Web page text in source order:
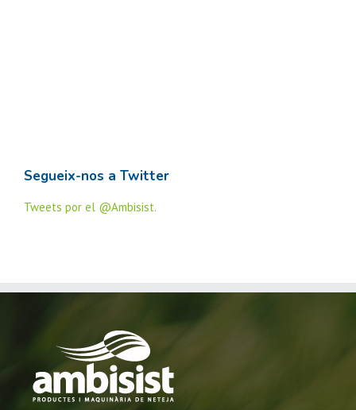
Segueix-nos a Twitter
Tweets por el @Ambisist.